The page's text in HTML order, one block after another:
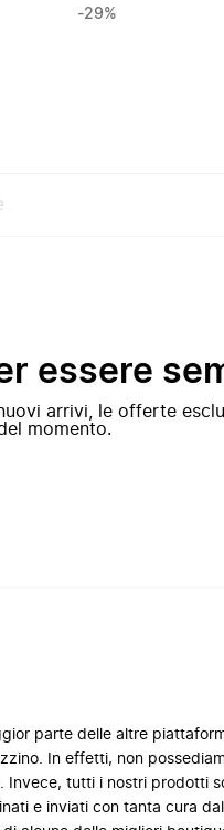
-29%
essere
arrivi, le offerte
momento.
parte delle altre
In effetti, non
Invece, tutti i nostri prodotti
e inviati con tanta cura